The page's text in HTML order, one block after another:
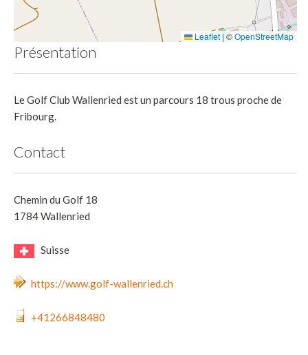
Leaflet | ©OpenStreetMap
Présentation
Le Golf Club Wallenried est un parcours 18 trous proche de
Fribourg.
Contact
Chemin du Golf 18
1784 Wallenried
Suisse
https://www.golf-wallenried.ch
+41266848480